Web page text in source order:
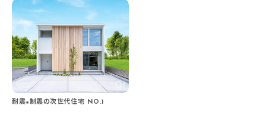
耐震×制震の次世代住宅 NO.1